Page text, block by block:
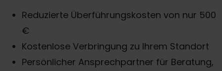
Reduzierte Überführungskosten von nur 500
€
Kostenlose Verbringung zu Ihrem Standort
Persönlicher Ansprechpartner für Beratung,